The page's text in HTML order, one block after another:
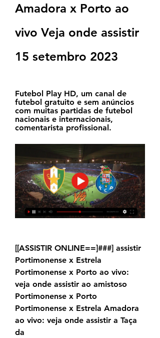
Amadora x Porto ao
vivo Veja onde assistir
15 setembro 2023
Futebol Play HD, um canal de
futebol gratuito e sem anúncios
com muitas partidas de futebol
nacionais e internacionais,
comentarista profissional.
[[ASSISTIR ONLINE==]###] assistir
Portimonense x Estrela
Portimonense x Porto ao vivo:
veja onde assistir ao amistoso
Portimonense x Porto
Portimonense x Estrela Amadora
ao vivo: veja onde assistir a Taça
da